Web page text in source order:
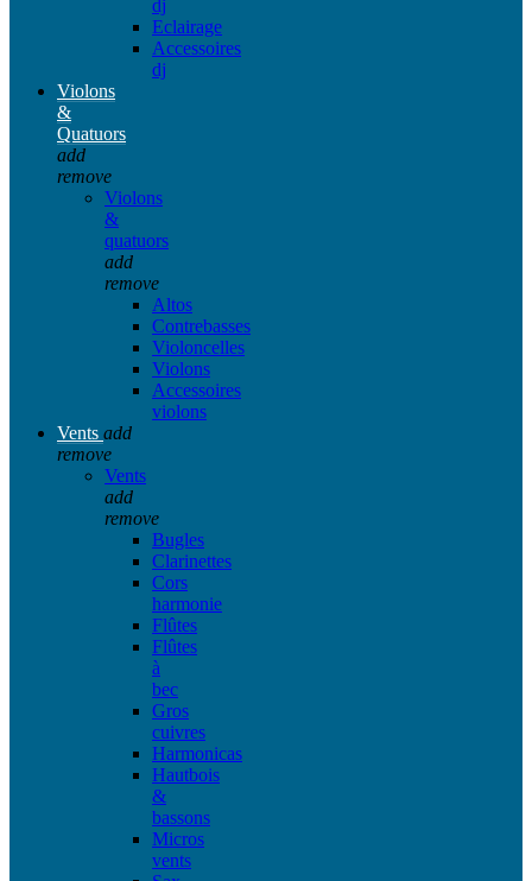
dj
Eclairage
Accessoires
dj
Violons
&
Quatuors
add
remove
Violons
&
quatuors
add
remove
Altos
Contrebasses
Violoncelles
Violons
Accessoires
violons
Vents add
remove
Vents
add
remove
Bugles
Clarinettes
Cors
harmonie
Flûtes
Flûtes
à
bec
Gros
cuivres
Harmonicas
Hautbois
&
bassons
Micros
vents